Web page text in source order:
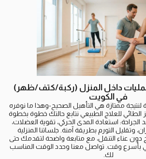
داخل المنزل (ركبة/كتف/ظهر)
في الكويت
لنتيجة ممتازة هي التأهيل الصحيح-وهذا ما نوفره
للعلاج الطبيعي نتابع حالتك خطوة بخطوة
استعادة المدى الحركي، تقوية العضلات،
وتقليل التورم بطريقة آمنة. جلساتنا المنزلية
دون عناء التنقل، مع متابعة واضحة لتقدمك حتى
بأسرع وقت. تواصل معنا وحدد الوقت المناسب
لك.